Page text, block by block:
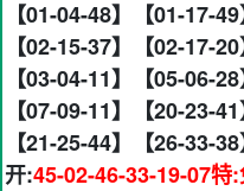
【01-04-48】【01-17-
【02-15-37】【02-17-
【03-04-11】【05-06-
【07-09-11】【20-23-
【21-25-44】【26-33-
开:45-02-46-33-19-07特